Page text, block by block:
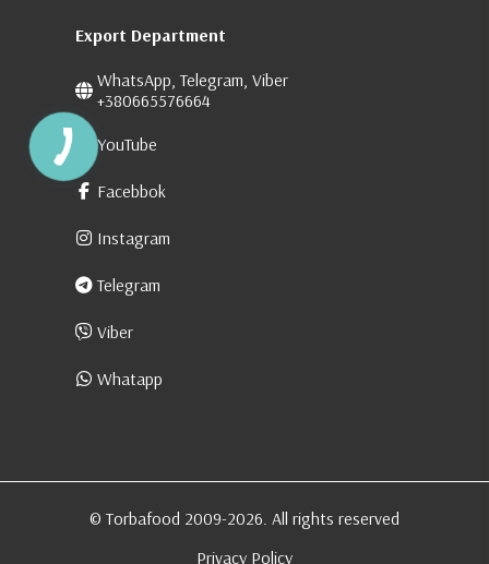
Export Department
WhatsApp, Telegram, Viber
+380665576664
YouTube
Facebbok
Instagram
Telegram
Viber
Whatapp
© Torbafood 2009-2026. All rights reserved
Privacy Policy